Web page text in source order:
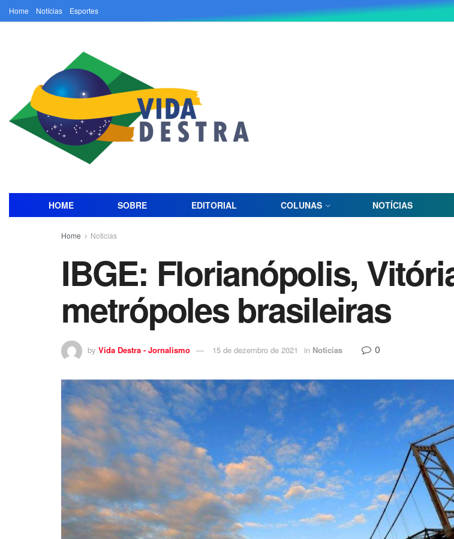
Home Notícias Esportes
HOME SOBRE EDITORIAL COLUNAS NOTÍCIAS
Home Noticias
IBGE: Florianópolis,
metrópoles brasileiras
by Vida Destra - Jornalismo 15 de dezembro de 2021 in Noticias 0